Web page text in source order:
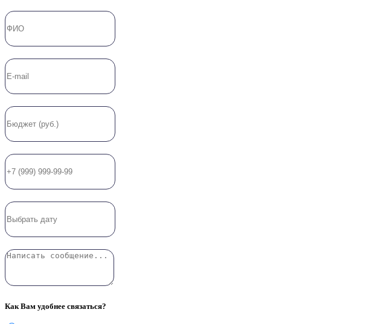
Как Вам удобнее связаться?